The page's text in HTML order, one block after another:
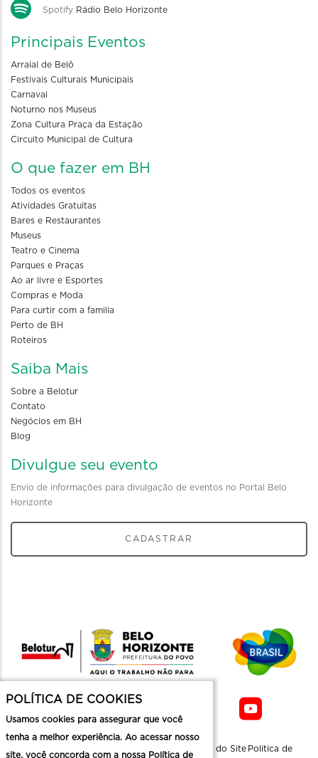
Spotify Rádio Belo Horizonte
Principais Eventos
Arraial de Belô
Festivais Culturais Municipais
Carnaval
Noturno nos Museus
Zona Cultura Praça da Estação
Circuito Municipal de Cultura
O que fazer em BH
Todos os eventos
Atividades Gratuitas
Bares e Restaurantes
Museus
Teatro e Cinema
Parques e Praças
Ao ar livre e Esportes
Compras e Moda
Para curtir com a familia
Perto de BH
Roteiros
Saiba Mais
Sobre a Belotur
Contato
Negócios em BH
Blog
Divulgue seu evento
Envio de informações para divulgação de eventos no Portal Belo
Horizonte
CADASTRAR
Mapa do Site Politica de
POLÍTICA DE COOKIES
Usamos cookies para assegurar que você
tenha a melhor experiência. Ao acessar nosso
site, você concorda com a nossa Política de